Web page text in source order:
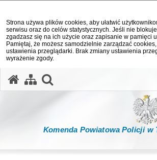
Strona używa plików cookies, aby ułatwić
serwisu oraz do celów statystycznych. Jeśli nie
zgadzasz się na ich użycie oraz zapisanie w pamięci
Pamiętaj, że możesz samodzielnie zarządzać
ustawienia przeglądarki. Brak zmiany ustawienia
wyrażenie zgody.
Komenda Powiatowa Policji w